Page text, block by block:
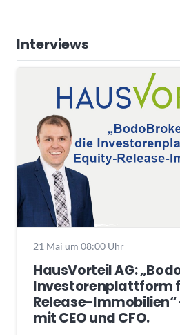
Interviews
21 Mai um 08:00 Uhr
HausVorteil AG:
Investorenplattform
Release-
mit CEO und CFO.